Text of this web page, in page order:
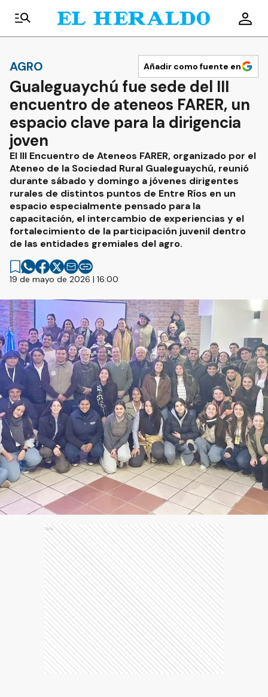
AGRO Añadir como fuente en
Gualeguaychú fue sede del III
encuentro de ateneos FARER, un
espacio clave para la dirigencia
joven
El III Encuentro de Ateneos FARER, organizado por el
Ateneo de la Sociedad Rural Gualeguaychú, reunió
durante sábado y domingo a jóvenes dirigentes
rurales de distintos puntos de Entre Ríos en un
espacio especialmente pensado para la
capacitación, el intercambio de experiencias y el
fortalecimiento de la participación juvenil dentro
de las entidades gremiales del agro.
19 de mayo de 2026 | 16:00
Ads